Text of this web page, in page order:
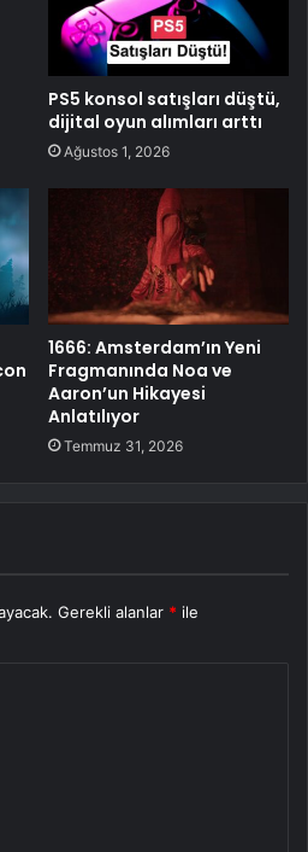
PS5 konsol satışları düştü,
dijital oyun alımları arttı
Ağustos 1, 2026
1666: Amsterdam’ın Yeni
Fragmanında Noa ve
Aaron’un Hikayesi
Anlatılıyor
Temmuz 31, 2026
Gerekli alanlar * ile